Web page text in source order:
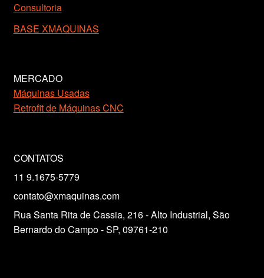
Consultoria
BASE XMAQUINAS
MERCADO
Máquinas Usadas
Retrofit de Máquinas CNC
CONTATOS
11 9.1675-5779
contato@xmaquinas.com
Rua Santa Rita de Cassia, 216 - Alto Industrial, São
Bernardo do Campo - SP, 09761-210